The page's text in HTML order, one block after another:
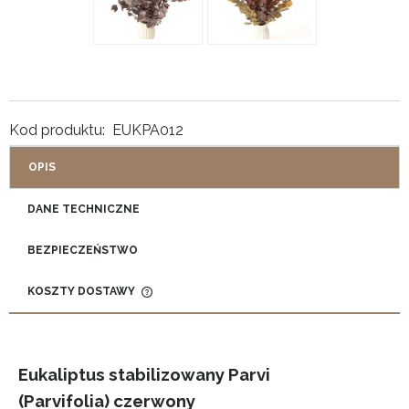
Kod produktu: EUKPA012
OPIS
DANE TECHNICZNE
BEZPIECZEŃSTWO
KOSZTY DOSTAWY
Eukaliptus stabilizowany Parvi
(Parvifolia) czerwony